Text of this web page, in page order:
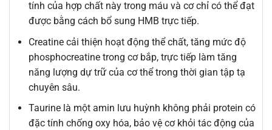
tính của hợp chất này trong máu và cơ chỉ có thể đạt
được bằng cách bổ sung HMB trực tiếp.
Creatine cải thiện hoạt động thể chất, tăng mức độ
phosphocreatine trong cơ bắp, trực tiếp làm tăng
năng lượng dự trữ của cơ thể trong thời gian tập tạ
chuyên sâu.
Taurine là một amin lưu huỳnh không phải protein có
đặc tính chống oxy hóa, bảo vệ cơ khỏi tác động của